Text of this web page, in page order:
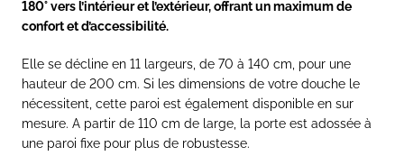
180° vers l’intérieur et l’extérieur, offrant un maximum de
confort et d’accessibilité.
Elle se décline en 11 largeurs, de 70 à 140 cm, pour une
hauteur de 200 cm. Si les dimensions de votre douche le
nécessitent, cette paroi est également disponible en sur
mesure. A partir de 110 cm de large, la porte est adossée à
une paroi fixe pour plus de robustesse.